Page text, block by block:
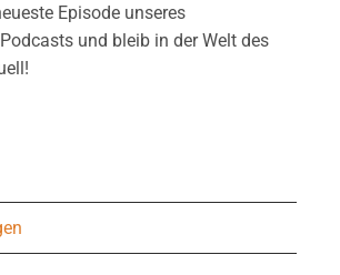
Episode unseres
und bleib in der Welt des